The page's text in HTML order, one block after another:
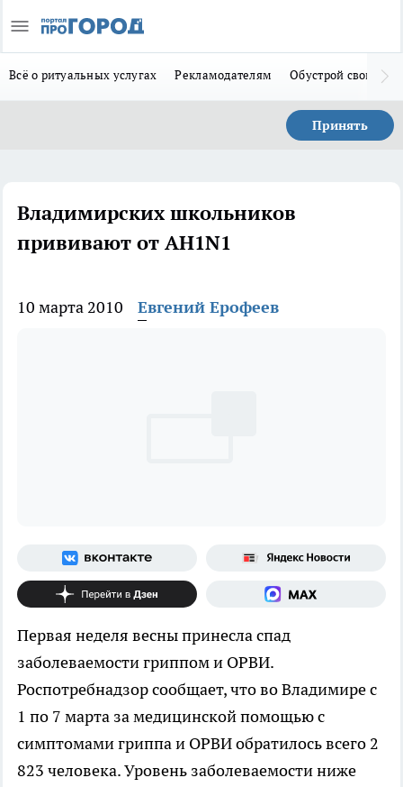
Всё о ритуальных услугах Рекламодателям Обустрой свой дом
Принять
Владимирских школьников
прививают от АH1N1
10 марта 2010 Евгений Ерофеев
Первая неделя весны принесла спад
заболеваемости гриппом и ОРВИ.
Роспотребнадзор сообщает, что во Владимире с
1 по 7 марта за медицинской помощью с
симптомами гриппа и ОРВИ обратилось всего 2
823 человека. Уровень заболеваемости ниже